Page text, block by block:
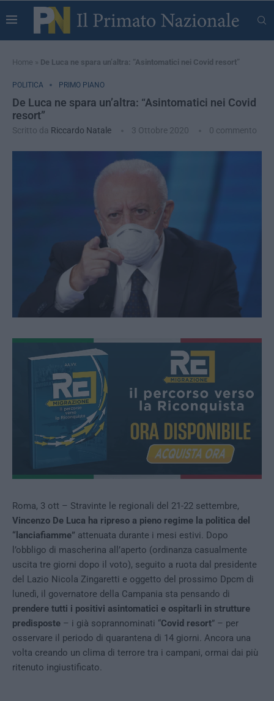
Home » De Luca ne spara un’altra: “Asintomatici nei Covid resort”
POLITICA PRIMO PIANO
De Luca ne spara un’altra: “Asintomatici nei Covid
resort”
Scritto da Riccardo Natale 3 Ottobre 2020 0 commento
Roma, 3 ott – Stravinte le regionali del 21-22 settembre,
Vincenzo De Luca ha ripreso a pieno regime la politica del
“lanciafiamme” attenuata durante i mesi estivi. Dopo
l’obbligo di mascherina all’aperto (ordinanza casualmente
uscita tre giorni dopo il voto), seguito a ruota dal presidente
del Lazio Nicola Zingaretti e oggetto del prossimo Dpcm di
lunedì, il governatore della Campania sta pensando di
prendere tutti i positivi asintomatici e ospitarli in strutture
predisposte – i già soprannominati “Covid resort” – per
osservare il periodo di quarantena di 14 giorni. Ancora una
volta creando un clima di terrore tra i campani, ormai dai più
ritenuto ingiustificato.